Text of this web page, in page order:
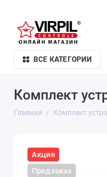
ВСЕ КАТЕГОРИИ
Комплект
Главная Комплект
Акция
Предзаказ